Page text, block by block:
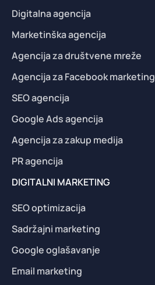
Digitalna agencija
Marketinška agencija
Agencija za društvene mreže
Agencija za Facebook marketing
SEO agencija
Google Ads agencija
Agencija za zakup medija
PR agencija
DIGITALNI MARKETING
SEO optimizacija
Sadržajni marketing
Google oglašavanje
Email marketing